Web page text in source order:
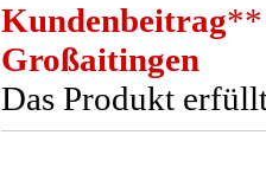
Kundenbeitrag**
Großaitingen
Das Produkt